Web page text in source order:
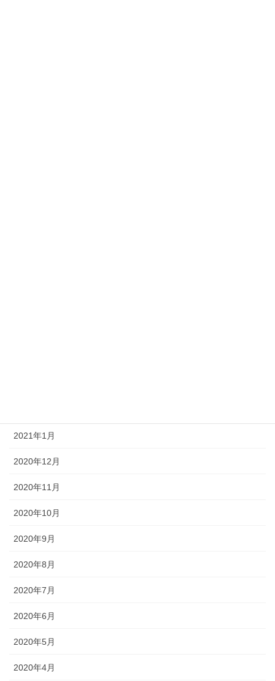
2021年1月
2020年12月
2020年11月
2020年10月
2020年9月
2020年8月
2020年7月
2020年6月
2020年5月
2020年4月